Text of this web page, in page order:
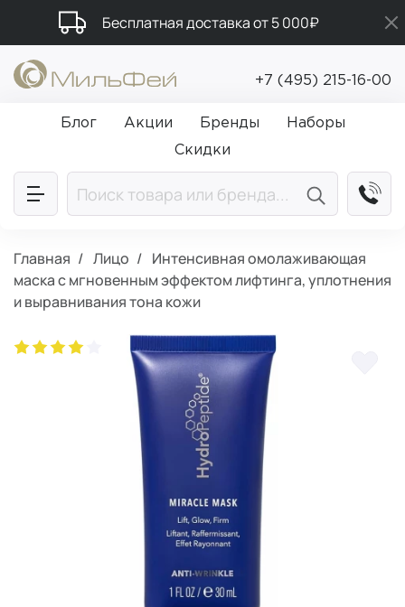
Бесплатная доставка от 5 000₽
Промокод ПРИВЕТ
Подарки в каждый заказ от 5 000₽
+7 (495) 215-16-00
Блог Акции Бренды
Наборы
Скидки
Главная Лицо
Интенсивная омолаживающая
маска с мгновенным эффектом лифтинга, уплотнения
и выравнивания тона кожи